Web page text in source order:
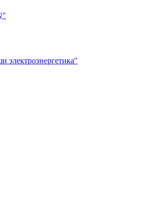
электроэнергетика"